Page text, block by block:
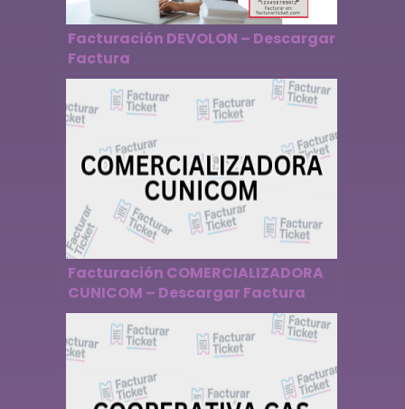
Facturación DEVOLON – Descargar
Factura
Facturación COMERCIALIZADORA
CUNICOM – Descargar Factura